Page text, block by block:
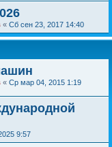
« Сб сен 23, 2017 14:40
« Ср мар 04, 2015 1:19
9:57